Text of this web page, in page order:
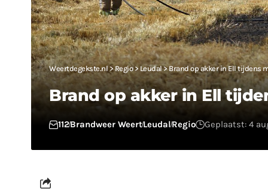
Weertdegekste.nl>Regio> Leudal>Brand op akker in Ell tijdens
Brand op akker in Ell
112Brandweer WeertLeudalRegio Geplaatst: 4